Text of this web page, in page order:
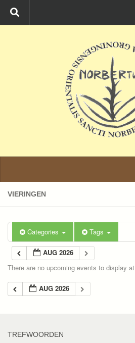
Ga naar de inhoud
VIERINGEN
Categories Tags
AUG 2026
There are no upcoming events to display
AUG 2026
TREFWOORDEN